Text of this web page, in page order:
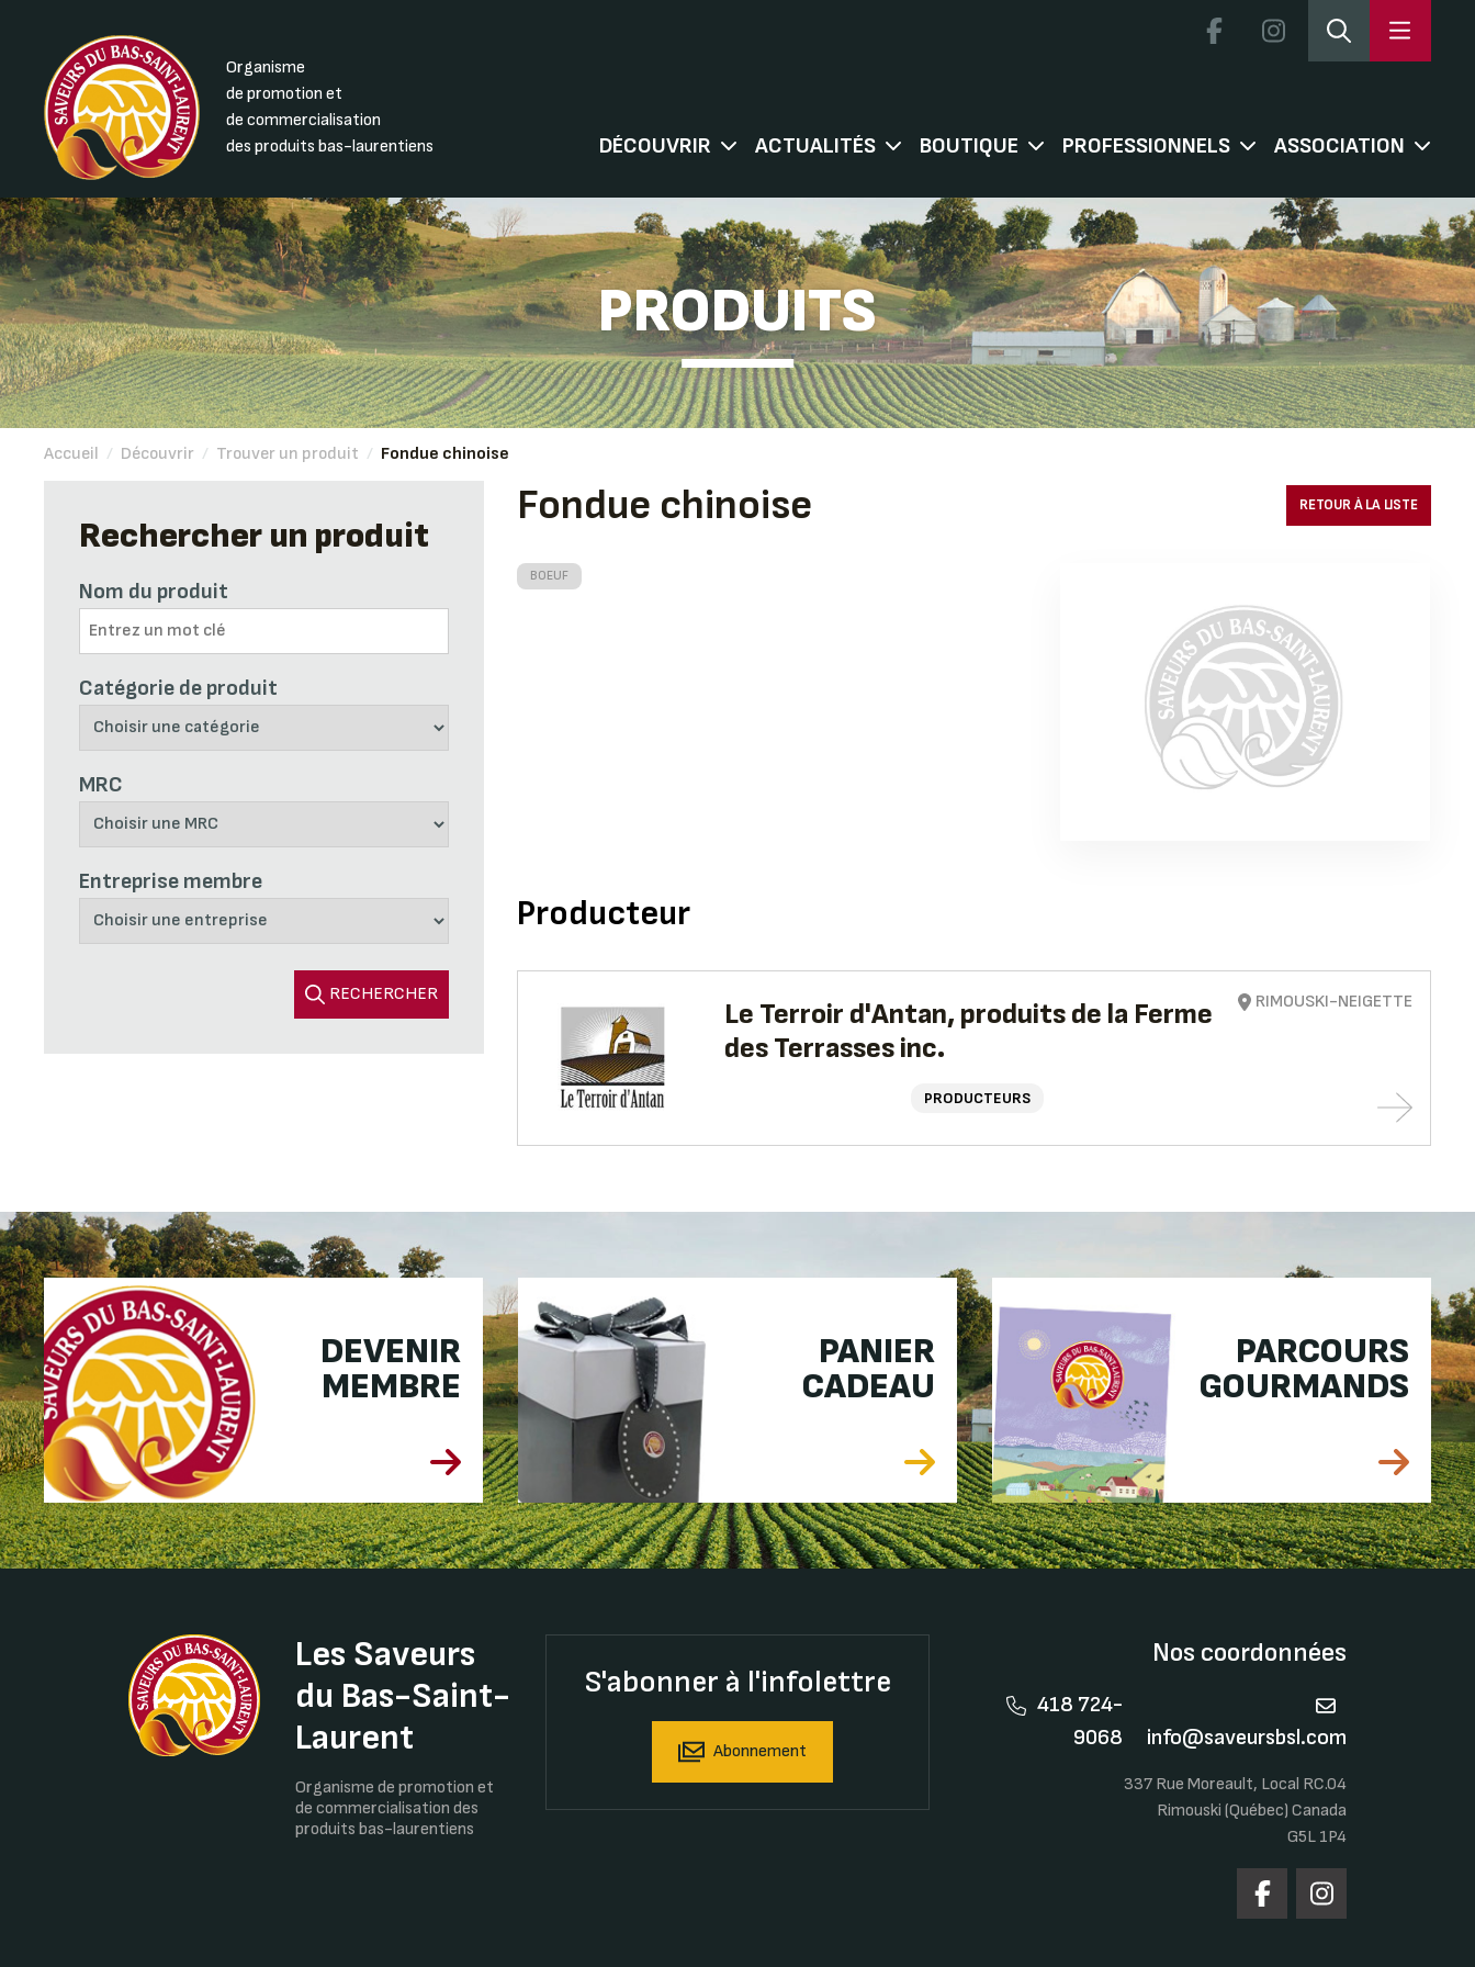
Organisme
de promotion et
de commercialisation
des produits bas-laurentiens
DÉCOUVRIR ACTUALITÉS BOUTIQUE PROFESSIONNELS ASSOCIATION
PRODUITS
Accueil / Découvrir / Trouver un produit / Fondue chinoise
Rechercher un produit
Nom du produit
Catégorie de produit
MRC
Entreprise membre
RECHERCHER
Fondue chinoise RETOUR À LA LISTE
BOEUF
Producteur
Le Terroir d'Antan, produits de la Ferme
des Terrasses inc.
PRODUCTEURS
RIMOUSKI-NEIGETTE
DEVENIR
MEMBRE
PANIER
CADEAU
PARCOURS
GOURMANDS
Les Saveurs
du Bas-Saint-
Laurent
Organisme de promotion et
de commercialisation des
produits bas-laurentiens
S'abonner à l'infolettre
Abonnement
Nos coordonnées
418 724-
9068
info@saveursbsl.com
337 Rue Moreault, Local RC.04
Rimouski (Québec) Canada
G5L 1P4